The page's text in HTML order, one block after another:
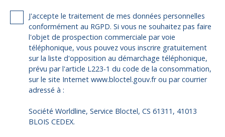
J'accepte le traitement de mes données personnelles
conformément au RGPD. Si vous ne souhaitez pas faire
l'objet de prospection commerciale par voie
téléphonique, vous pouvez vous inscrire gratuitement
sur la liste d'opposition au démarchage téléphonique,
prévu par l'article L223-1 du code de la consommation,
sur le site Internet www.bloctel.gouv.fr ou par courrier
adressé à :
Société Worldline, Service Bloctel, CS 61311, 41013
BLOIS CEDEX.